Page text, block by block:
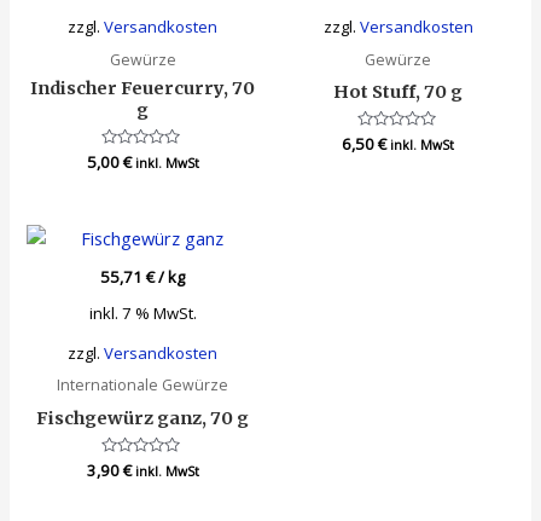
zzgl.Versandkosten
Gewürze
Indischer Feuercurry, 70
g
Bewertet
mit
5,00€ inkl. MwSt
zzgl. Versandkosten
Gewürze
Hot Stuff, 70 g
Bewertet
mit
6,50€ inkl. MwSt
55,71€/kg
inkl. 7 % MwSt.
zzgl.Versandkosten
Internationale Gewürze
Fischgewürz ganz, 70 g
Bewertet
mit
3,90€ inkl. MwSt